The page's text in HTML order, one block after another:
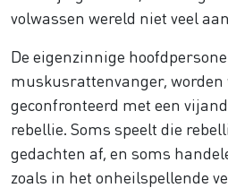
volwassen wereld niet veel
De eigenzinnige
muskusrattenvanger, worden
geconfronteerd met een
rebellie. Soms speelt die
gedachten af, en soms
zoals in het onheilspellende